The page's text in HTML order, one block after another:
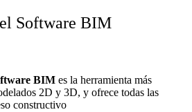
Software BIM
BIM es la herramienta más
2D y 3D, y ofrece todas las
constructivo